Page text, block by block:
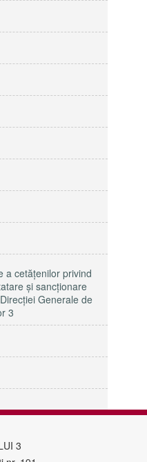
a cetățenilor privind
și sancționare
Generale de
3
3